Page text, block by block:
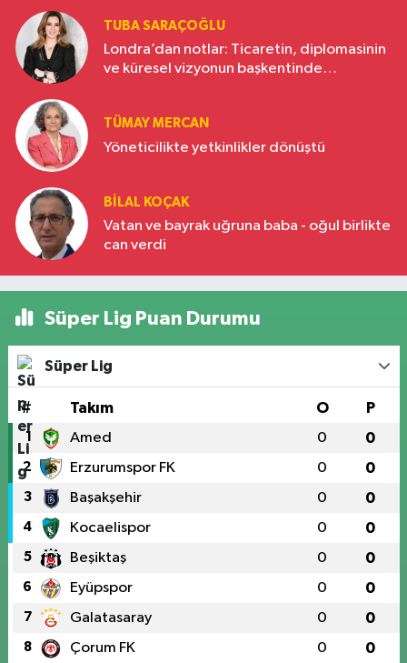
TUBA SARAÇOĞLU
Londra’dan notlar: Ticaretin, diplomasinin
ve küresel vizyonun başkentinde
TÜMAY MERCAN
Yöneticilikte yetkinlikler dönüştü
BILAL KOÇAK
Vatan ve bayrak uğruna baba - oğul birlikte
can verdi
Süper Lig Puan Durumu
Süper Lig
# Takım O P
1 Amed 0 0
2 Erzurumspor FK 0 0
3 Başakşehir 0 0
4 Kocaelispor 0 0
5 Beşiktaş 0 0
6 Eyüpspor 0 0
7 Galatasaray 0 0
8 Çorum FK 0 0